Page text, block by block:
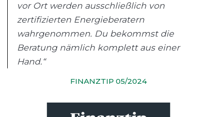
vor Ort werden ausschließlich von
zertifizierten Energieberatern
wahrgenommen. Du bekommst die
Beratung nämlich komplett aus einer
Hand.“
FINANZTIP 05/2024